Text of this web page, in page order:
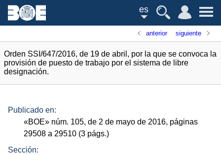
es
anterior siguiente
Orden SSI/647/2016, de 19 de abril, por la que se convoca la
provisión de puesto de trabajo por el sistema de libre
designación.
Publicado en:
«BOE» núm. 105, de 2 de mayo de 2016, páginas
29508 a 29510 (3 págs.)
Sección: